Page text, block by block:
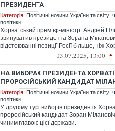
ПРЕЗИДЕНТА
Категорія: Політичні новини України та світу:
політики
Хорватський премʼєр-міністр Андрей
звинуватив президента Зорана
відстоюванні позиції Росії більше, ніж
03.07.2025, 13:00 •
НА ВИБОРАХ ПРЕЗИДЕНТА
ПРОРОСІЙСЬКИЙ КАНДИДАТ
Категорія: Політичні новини України та світу:
політики
У другому турі виборів президента
проросійський кандидат Зоран
чиним главою цієї держави.